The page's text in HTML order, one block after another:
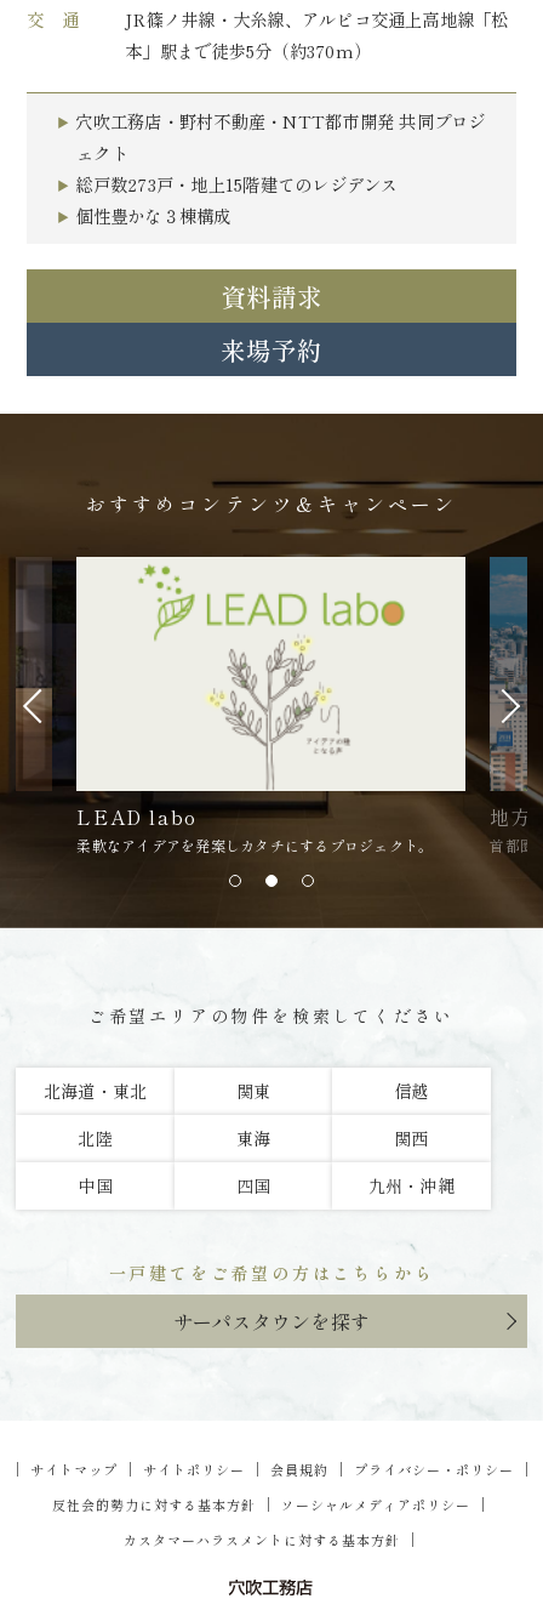
交 通
JR篠ノ井線・大糸線、アルピコ交通上高地線「松
本」駅まで徒歩5分（約370m）
穴吹工務店・野村不動産・NTT都市開発 共同プロジ
ェクト
総戸数273戸・地上15階建てのレジデンス
個性豊かな３棟構成
資料請求
来場予約
おすすめコンテンツ＆キャンペーン
LEAD labo
柔軟なアイデアを発案しカタチにするプロジェクト。
地方
首都圏
ご希望エリアの物件を検索してください
北海道・東北 関東
信越
北陸
東海
関西
中国
四国 九州・沖縄
一戸建てをご希望の方はこちらから
サーパスタウンを探す
｜ サイトマップ ｜ サイトポリシー ｜ 会員規約 ｜ プライバシー・ポリシー ｜
反社会的勢力に対する基本方針 ｜ ソーシャルメディアポリシー ｜
カスタマーハラスメントに対する基本方針 ｜